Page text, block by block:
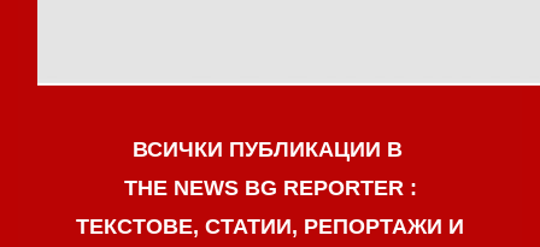
ВСИЧКИ ПУБЛИКАЦИИ В
THE NEWS BG REPORTER :
ТЕКСТОВЕ, СТАТИИ, РЕПОРТАЖИ И